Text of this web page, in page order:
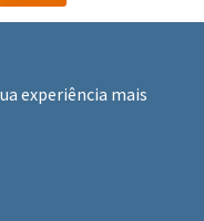
experiência mais